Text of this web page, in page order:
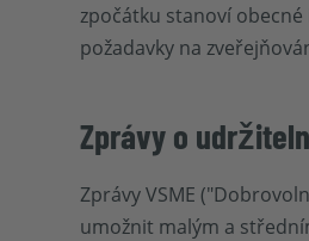
zpočátku stanoví obecné
požadavky na
Zprávy o
Zprávy VSME
umožnit malým a